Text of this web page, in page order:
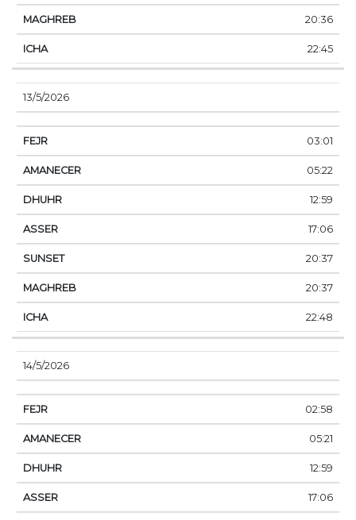
20:36
22:45
13/5/2026
03:01
05:22
12:59
17:06
20:37
20:37
22:48
14/5/2026
02:58
05:21
12:59
17:06